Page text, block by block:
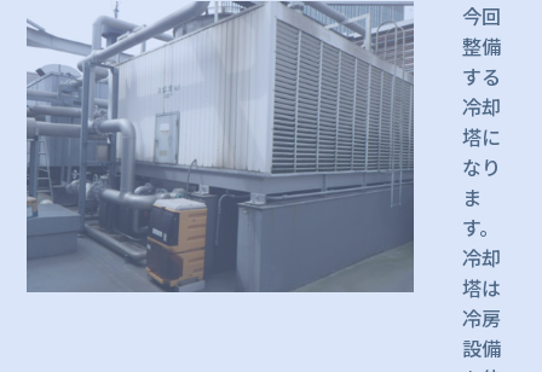
今回
整備
する
冷却
塔に
なり
ま
す。
冷却
塔は
冷房
設備